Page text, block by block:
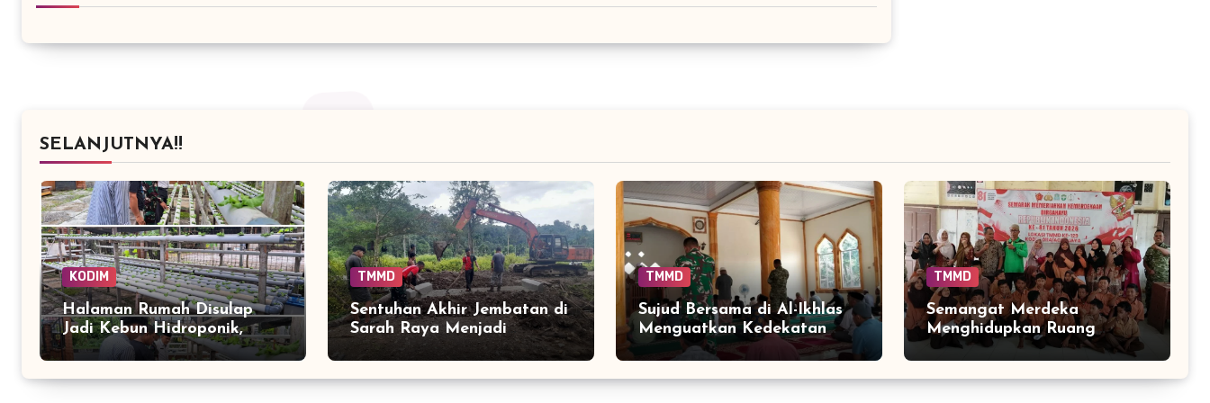
SELANJUTNYA!!
KODIM
Halaman Rumah Disulap
Jadi Kebun Hidroponik,
Warga Simeulue Mulai
Panen Peluang
TMMD
Sentuhan Akhir Jembatan di
Sarah Raya Menjadi
Penanda Lahirnya Akses
Baru bagi Warga
TMMD
Sujud Bersama di Al-Ikhlas
Menguatkan Kedekatan
TNI dan Warga Sarah Raya
TMMD
Semangat Merdeka
Menghidupkan Ruang
Belajar, Murid SD di Sarah
Raya Adu Cepat Tepat
dalam Rangking Satu